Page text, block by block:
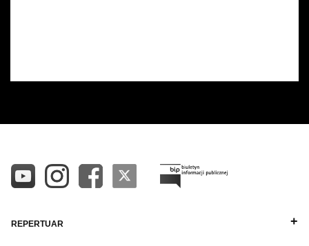
REPERTUAR